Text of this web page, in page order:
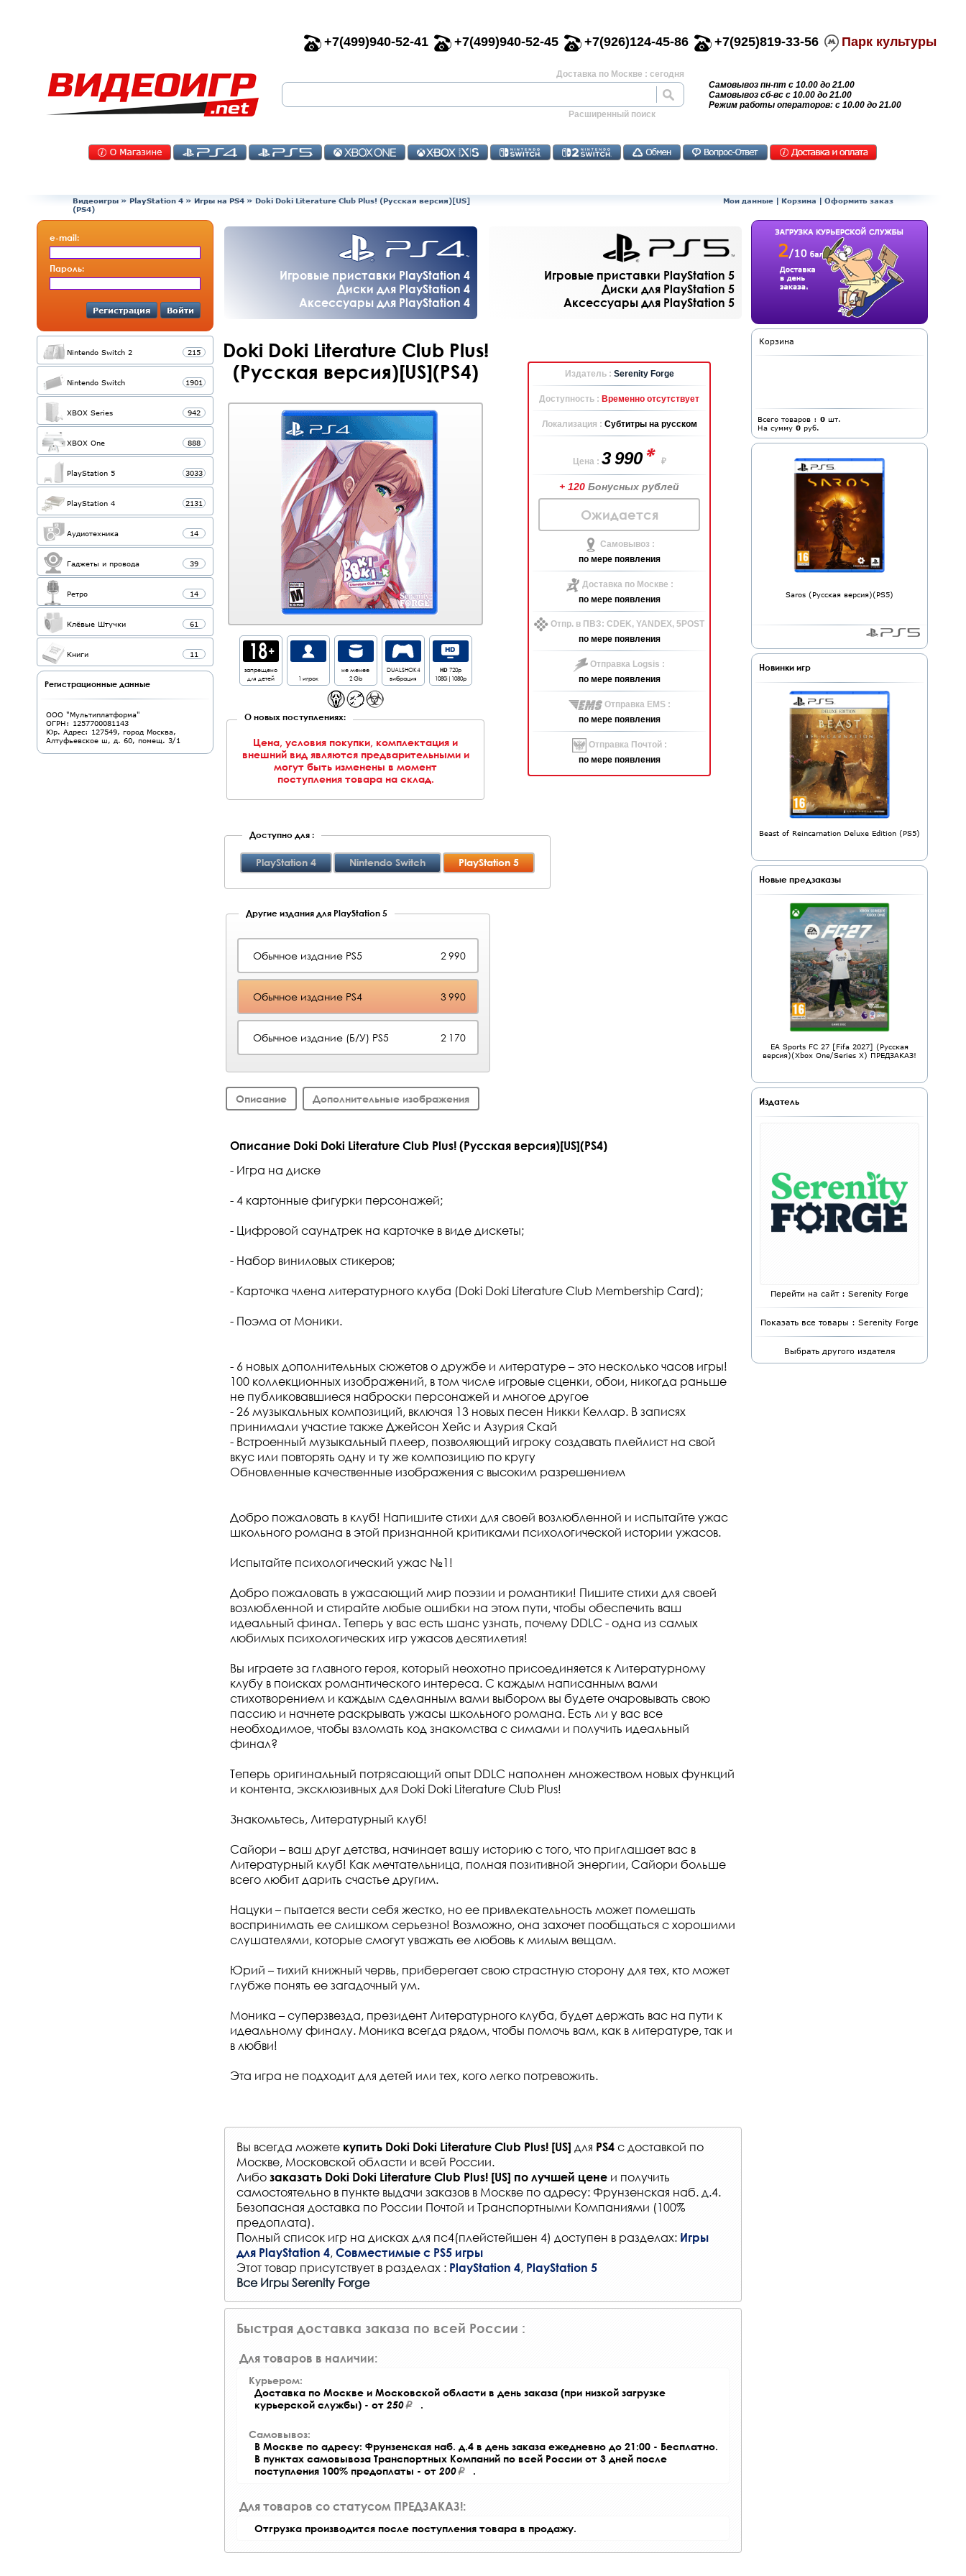
+7(499)940-52-41 +7(499)940-52-45 +7(926)124-45-86 +7(925)819-33-56 Парк культуры
Доставка по Москве : сегодня
Расширенный поиск
Самовывоз пн-пт с 10.00 до 21.00
Самовывоз сб-вс с 10.00 до 21.00
Режим работы операторов: с 10.00 до 21.00
Видеоигры » PlayStation 4 » Игры на PS4 » Doki Doki Literature Club Plus! (Русская версия)[US]
(PS4)
Мои данные | Корзина | Оформить заказ
e-mail:
Пароль:
Регистрация Войти
Nintendo Switch 2 215
Nintendo Switch 1901
XBOX Series 942
XBOX One 888
PlayStation 5 3033
PlayStation 4 2131
Аудиотехника 14
Гаджеты и провода 39
Ретро 14
Клёвые Штучки 61
Книги 11
Регистрационные данные
ООО "Мультиплатформа"
ОГРН: 1257700081143
Юр. Адрес: 127549, город Москва,
Алтуфьевское ш, д. 60, помещ. 3/1
Игровые приставки PlayStation 4
Диски для PlayStation 4
Аксессуары для PlayStation 4
Игровые приставки PlayStation 5
Диски для PlayStation 5
Аксессуары для PlayStation 5
Doki Doki Literature Club Plus!
(Русская версия)[US](PS4)
запрещено
для детей
1 игрок
не менее
2 Gb
DUALSHOK4
вибрация
HD720p
1080i|1080p
О новых поступлениях:
Цена, условия покупки, комплектация и
внешний вид являются предварительными и
могут быть изменены в момент
поступления товара на склад.
Издатель : Serenity Forge
Доступность : Временно отсутствует
Локализация : Субтитры на русском
Цена : 3 990* ₽
+ 120 Бонусных рублей
Ожидается
Самовывоз :
по мере появления
Доставка по Москве :
по мере появления
Отпр. в ПВЗ: CDEK, YANDEX, 5POST
по мере появления
Отправка Logsis :
по мере появления
Отправка EMS :
по мере появления
Отправка Почтой :
по мере появления
Доступно для :
PlayStation 4 Nintendo Switch PlayStation 5
Другие издания для PlayStation 5
Обычное издание PS5 2 990
Обычное издание PS4 3 990
Обычное издание (Б/У) PS5 2 170
Описание Дополнительные изображения
Описание Doki Doki Literature Club Plus! (Русская версия)[US](PS4)
- Игра на диске
- 4 картонные фигурки персонажей;
- Цифровой саундтрек на карточке в виде дискеты;
- Набор виниловых стикеров;
- Карточка члена литературного клуба (Doki Doki Literature Club Membership Card);
- Поэма от Моники.
- 6 новых дополнительных сюжетов о дружбе и литературе – это несколько часов игры!
100 коллекционных изображений, в том числе игровые сценки, обои, никогда раньше
не публиковавшиеся наброски персонажей и многое другое
- 26 музыкальных композиций, включая 13 новых песен Никки Келлар. В записях
принимали участие также Джейсон Хейс и Азурия Скай
- Встроенный музыкальный плеер, позволяющий игроку создавать плейлист на свой
вкус или повторять одну и ту же композицию по кругу
Обновленные качественные изображения с высоким разрешением
Добро пожаловать в клуб! Напишите стихи для своей возлюбленной и испытайте ужас
школьного романа в этой признанной критиками психологической истории ужасов.
Испытайте психологический ужас №1!
Добро пожаловать в ужасающий мир поэзии и романтики! Пишите стихи для своей
возлюбленной и стирайте любые ошибки на этом пути, чтобы обеспечить ваш
идеальный финал. Теперь у вас есть шанс узнать, почему DDLC - одна из самых
любимых психологических игр ужасов десятилетия!
Вы играете за главного героя, который неохотно присоединяется к Литературному
клубу в поисках романтического интереса. С каждым написанным вами
стихотворением и каждым сделанным вами выбором вы будете очаровывать свою
пассию и начнете раскрывать ужасы школьного романа. Есть ли у вас все
необходимое, чтобы взломать код знакомства с симами и получить идеальный
финал?
Теперь оригинальный потрясающий опыт DDLC наполнен множеством новых функций
и контента, эксклюзивных для Doki Doki Literature Club Plus!
Знакомьтесь, Литературный клуб!
Сайори – ваш друг детства, начинает вашу историю с того, что приглашает вас в
Литературный клуб! Как мечтательница, полная позитивной энергии, Сайори больше
всего любит дарить счастье другим.
Нацуки – пытается вести себя жестко, но ее привлекательность может помешать
воспринимать ее слишком серьезно! Возможно, она захочет пообщаться с хорошими
слушателями, которые смогут уважать ее любовь к милым вещам.
Юрий – тихий книжный червь, приберегает свою страстную сторону для тех, кто может
глубже понять ее загадочный ум.
Моника – суперзвезда, президент Литературного клуба, будет держать вас на пути к
идеальному финалу. Моника всегда рядом, чтобы помочь вам, как в литературе, так и
в любви!
Эта игра не подходит для детей или тех, кого легко потревожить.
Вы всегда можете купить Doki Doki Literature Club Plus! [US] для PS4 с доставкой по
Москве, Московской области и всей России.
Либо заказать Doki Doki Literature Club Plus! [US] по лучшей цене и получить
самостоятельно в пункте выдачи заказов в Москве по адресу: Фрунзенская наб. д.4.
Безопасная доставка по России Почтой и Транспортными Компаниями (100%
предоплата).
Полный список игр на дисках для пс4(плейстейшен 4) доступен в разделах: Игры
для PlayStation 4, Совместимые с PS5 игры
Этот товар присутствует в разделах : PlayStation 4, PlayStation 5
Все Игры Serenity Forge
Быстрая доставка заказа по всей России :
Для товаров в наличии:
Курьером:
Доставка по Москве и Московской области в день заказа (при низкой загрузке
курьерской службы) - от 250 .
Самовывоз:
В Москве по адресу: Фрунзенская наб. д.4 в день заказа ежедневно до 21:00 - Бесплатно.
В пунктах самовывоза Транспортных Компаний по всей России от 3 дней после
поступления 100% предоплаты - от 200 .
Для товаров со статусом ПРЕДЗАКАЗ!:
Отгрузка производится после поступления товара в продажу.
Корзина
Всего товаров : 0 шт.
На сумму 0 руб.
Saros (Русская версия)(PS5)
Новинки игр
Beast of Reincarnation Deluxe Edition (PS5)
Новые предзаказы
EA Sports FC 27 [Fifa 2027] (Русская
версия)(Xbox One/Series X) ПРЕДЗАКАЗ!
Издатель
Перейти на сайт : Serenity Forge
Показать все товары : Serenity Forge
Выбрать другого издателя